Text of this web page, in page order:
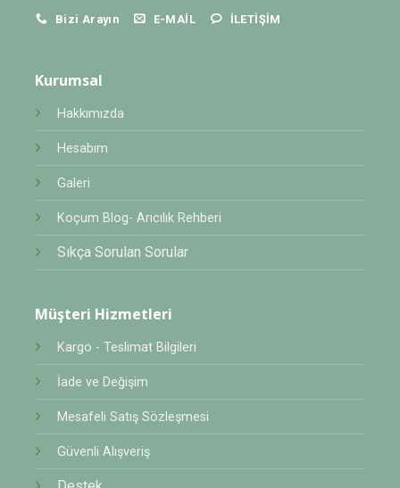
Bizi Arayın E-MAIL İLETIŞIM
Kurumsal
Hakkımızda
Hesabım
Galeri
Koçum Blog- Arıcılık Rehberi
Sıkça Sorulan Sorular
Müşteri Hizmetleri
Kargo - Teslimat Bilgileri
İade ve Değişim
Mesafeli Satış Sözleşmesi
Güvenli Alışveriş